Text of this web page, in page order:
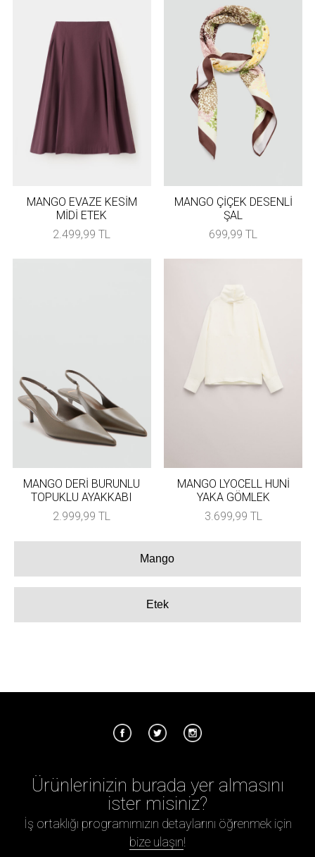
MANGO EVAZE KESİM
MİDİ ETEK
2.499,99 TL
MANGO ÇİÇEK DESENLİ
ŞAL
699,99 TL
MANGO DERİ BURUNLU
TOPUKLU AYAKKABI
2.999,99 TL
MANGO LYOCELL HUNİ
YAKA GÖMLEK
3.699,99 TL
Mango
Etek
Ürünlerinizin burada yer almasını
ister misiniz?
İş ortaklığı programımızın detaylarını öğrenmek için
bize ulaşın!